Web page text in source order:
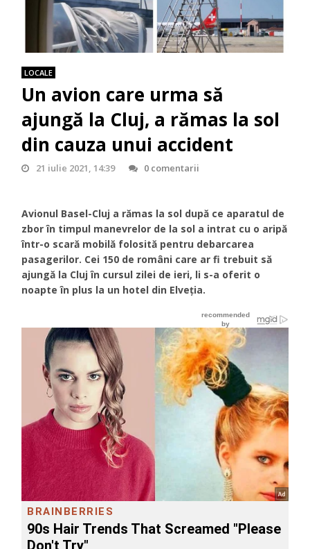
LOCALE
Un avion care urma să
ajungă la Cluj, a rămas la sol
din cauza unui accident
21 iulie 2021, 14:39 0 comentarii
Avionul Basel-Cluj a rămas la sol după ce aparatul de
zbor în timpul manevrelor de la sol a intrat cu o aripă
într-o scară mobilă folosită pentru debarcarea
pasagerilor. Cei 150 de români care ar fi trebuit să
ajungă la Cluj în cursul zilei de ieri, li s-a oferit o
noapte în plus la un hotel din Elveția.